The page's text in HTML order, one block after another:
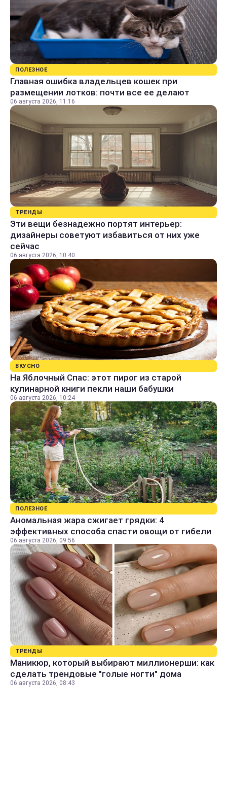
ПОЛЕЗНОЕ
Главная ошибка владельцев кошек при
размещении лотков: почти все ее делают
06 августа 2026, 11:16
ТРЕНДЫ
Эти вещи безнадежно портят интерьер:
дизайнеры советуют избавиться от них уже
сейчас
06 августа 2026, 10:40
ВКУСНО
На Яблочный Спас: этот пирог из старой
кулинарной книги пекли наши бабушки
06 августа 2026, 10:24
ПОЛЕЗНОЕ
Аномальная жара сжигает грядки: 4
эффективных способа спасти овощи от гибели
06 августа 2026, 09:56
ТРЕНДЫ
Маникюр, который выбирают миллионерши: как
сделать трендовые "голые ногти" дома
06 августа 2026, 08:43